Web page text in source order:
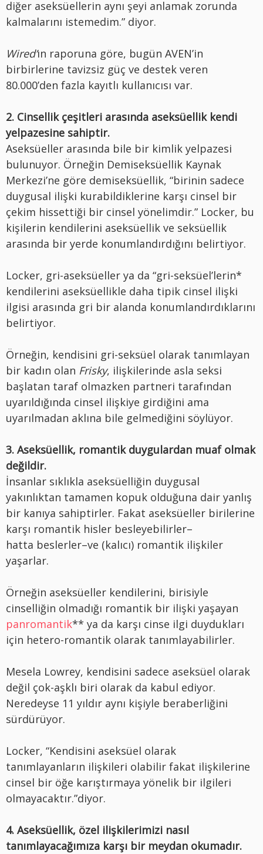
diğer aseksüellerin aynı şeyi anlamak zorunda
kalmalarını istemedim.” diyor.
Wired’ın raporuna göre, bugün AVEN’in
birbirlerine tavizsiz güç ve destek veren
80.000’den fazla kayıtlı kullanıcısı var.
2. Cinsellik çeşitleri arasında aseksüellik kendi
yelpazesine sahiptir.
Aseksüeller arasında bile bir kimlik yelpazesi
bulunuyor. Örneğin Demiseksüellik Kaynak
Merkezi’ne göre demiseksüellik, “birinin sadece
duygusal ilişki kurabildiklerine karşı cinsel bir
çekim hissettiği bir cinsel yönelimdir.” Locker, bu
kişilerin kendilerini aseksüellik ve seksüellik
arasında bir yerde konumlandırdığını belirtiyor.
Locker, gri-aseksüeller ya da “gri-seksüel’lerin*
kendilerini aseksüellikle daha tipik cinsel ilişki
ilgisi arasında gri bir alanda konumlandırdıklarını
belirtiyor.
Örneğin, kendisini gri-seksüel olarak tanımlayan
bir kadın olan Frisky, ilişkilerinde asla seksi
başlatan taraf olmazken partneri tarafından
uyarıldığında cinsel ilişkiye girdiğini ama
uyarılmadan aklına bile gelmediğini söylüyor.
3. Aseksüellik, romantik duygulardan muaf olmak
değildir.
İnsanlar sıklıkla aseksüelliğin duygusal
yakınlıktan tamamen kopuk olduğuna dair yanlış
bir kanıya sahiptirler. Fakat aseksüeller birilerine
karşı romantik hisler besleyebilirler–
hatta beslerler–ve (kalıcı) romantik ilişkiler
yaşarlar.
Örneğin aseksüeller kendilerini, birisiyle
cinselliğin olmadığı romantik bir ilişki yaşayan
panromantik** ya da karşı cinse ilgi duydukları
için hetero-romantik olarak tanımlayabilirler.
Mesela Lowrey, kendisini sadece aseksüel olarak
değil çok-aşklı biri olarak da kabul ediyor.
Neredeyse 11 yıldır aynı kişiyle beraberliğini
sürdürüyor.
Locker, “Kendisini aseksüel olarak
tanımlayanların ilişkileri olabilir fakat ilişkilerine
cinsel bir öğe karıştırmaya yönelik bir ilgileri
olmayacaktır.”diyor.
4. Aseksüellik, özel ilişkilerimizi nasıl
tanımlayacağımıza karşı bir meydan okumadır.